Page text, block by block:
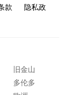
款
隐私政
旧金山
多伦多